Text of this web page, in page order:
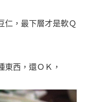
仁，最下層才是軟Ｑ
東西，還ＯＫ，